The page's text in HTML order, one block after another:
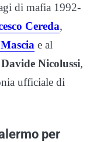
di mafia 1992-
Cereda,
e al
Davide Nicolussi,
ufficiale di
per